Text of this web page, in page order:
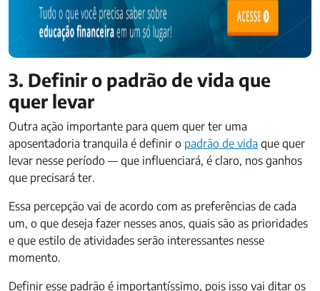
3. Definir o padrão de vida que
quer levar
Outra ação importante para quem quer ter uma
aposentadoria tranquila é definir o padrão de vida que quer
levar nesse período — que influenciará, é claro, nos ganhos
que precisará ter.
Essa percepção vai de acordo com as preferências de cada
um, o que deseja fazer nesses anos, quais são as prioridades
e que estilo de atividades serão interessantes nesse
momento.
Definir esse padrão é importantíssimo, pois isso vai ditar os